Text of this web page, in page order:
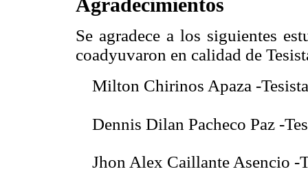
Agradecimientos
Se agradece a los siguientes
coadyuvaron en calidad de
 Milton Chirinos Apaza -Tesista
 Dennis Dilan Pacheco Paz -
 Jhon Alex Caillante Asencio -